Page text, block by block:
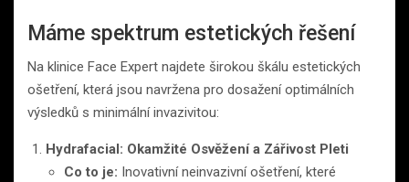
Máme spektrum estetických řešení
Na klinice Face Expert najdete širokou škálu estetických
ošetření, která jsou navržena pro dosažení optimálních
výsledků s minimální invazivitou:
Hydrafacial: Okamžité Osvěžení a Zářivost Pleti
Co to je: Inovativní neinvazivní ošetření, které